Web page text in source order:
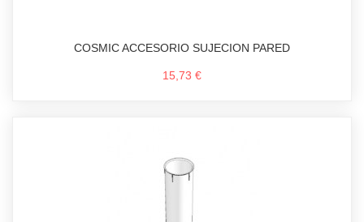
COSMIC ACCESORIO SUJECION PARED
15,73 €